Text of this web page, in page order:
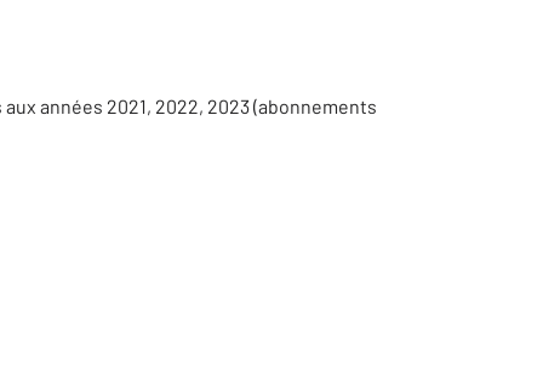
années 2021, 2022, 2023 (abonnements